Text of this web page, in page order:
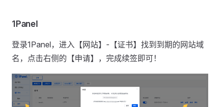
1Panel
登录1Panel，进入【网站】-【证书】找到到期的网站域
名，点击右侧的【申请】，完成续签即可！